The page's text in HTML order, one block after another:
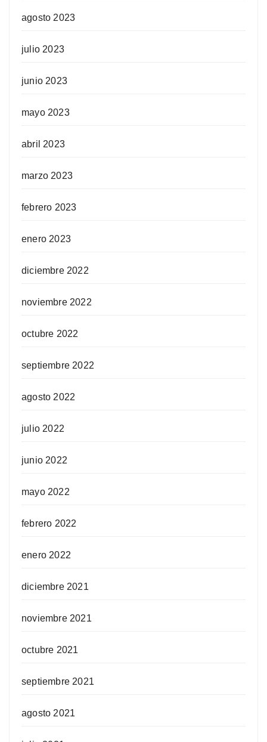
agosto 2023
julio 2023
junio 2023
mayo 2023
abril 2023
marzo 2023
febrero 2023
enero 2023
diciembre 2022
noviembre 2022
octubre 2022
septiembre 2022
agosto 2022
julio 2022
junio 2022
mayo 2022
febrero 2022
enero 2022
diciembre 2021
noviembre 2021
octubre 2021
septiembre 2021
agosto 2021